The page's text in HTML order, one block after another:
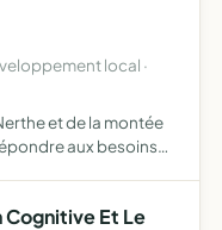
local ·
et de la montée
aux besoins
Et Le